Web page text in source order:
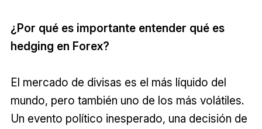
¿Por qué es importante entender qué es
hedging en Forex?
El mercado de divisas es el más líquido del
mundo, pero también uno de los más volátiles.
Un evento político inesperado, una decisión de